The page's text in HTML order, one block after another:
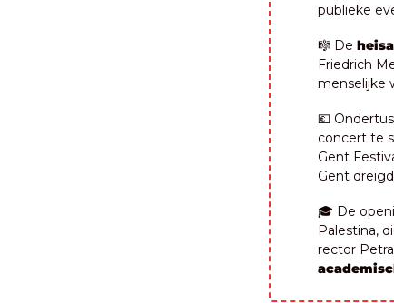
publieke
🎼 De
Friedrich
menselijke
💶
concert te
Gent
Gent
🎓 De
Palestina,
rector